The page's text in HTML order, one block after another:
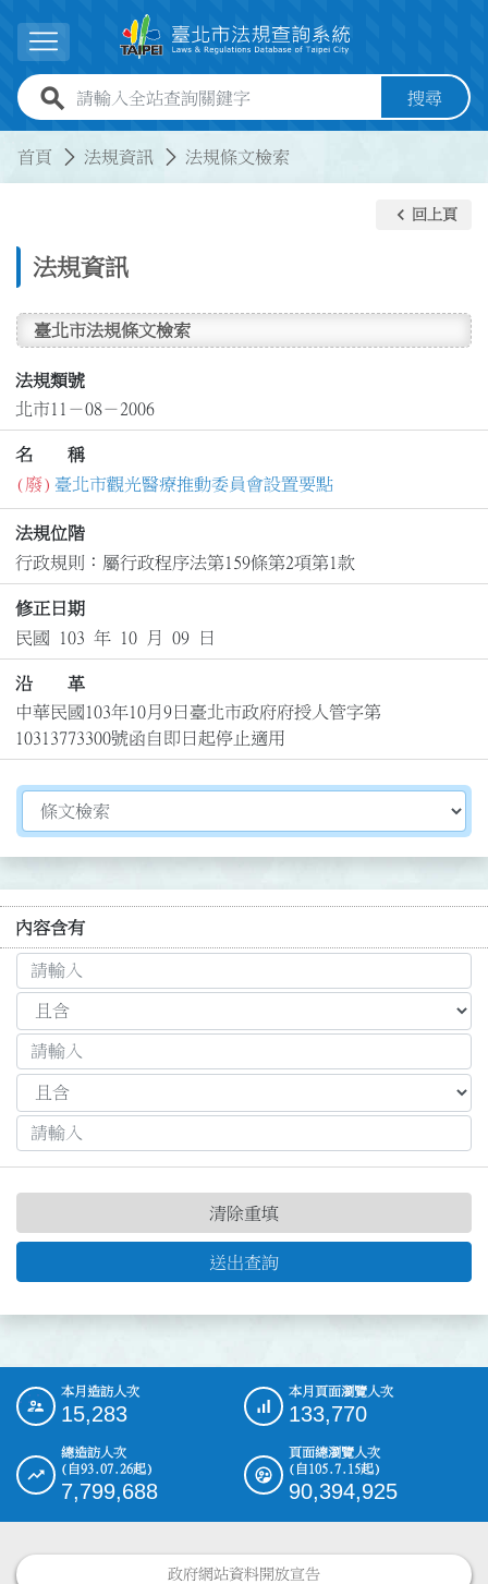
展開選單
全站查詢關鍵字欄位 搜尋
首頁 法規資訊 法規條文檢索
法規資訊
keyboard_arrow_left 回上頁
臺北市法規條文檢索
法規類號
北市11－08－2006
名 稱
(廢) 臺北市觀光醫療推動委員會設置要點
法規位階
行政規則：屬行政程序法第159條第2項第1款
修正日期
民國 103 年 10 月 09 日
沿 革
中華民國103年10月9日臺北市政府府授人管字第
10313773300號函自即日起停止適用
切換選擇法規資訊內容
內容含有
送出查詢
清除重填
::: 本月造訪人次
15,283
本月頁面瀏覽人次
133,770
總造訪人次
(自93.07.26起)
7,799,688
頁面總瀏覽人次
(自105.7.15起)
90,394,925
政府網站資料開放宣告